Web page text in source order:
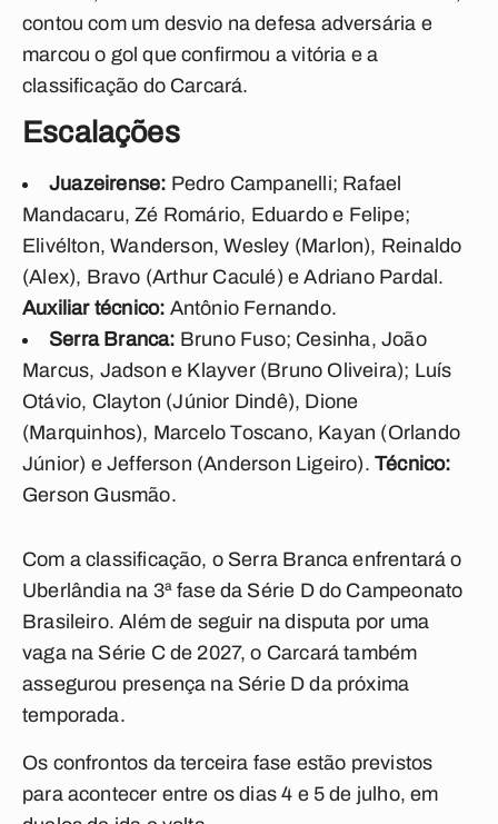
contou com um desvio na defesa adversária e
marcou o gol que confirmou a vitória e a
classificação do Carcará.
Escalações
Juazeirense: Pedro Campanelli; Rafael
Mandacaru, Zé Romário, Eduardo e Felipe;
Elivélton, Wanderson, Wesley (Marlon), Reinaldo
(Alex), Bravo (Arthur Caculé) e Adriano Pardal.
Auxiliar técnico: Antônio Fernando.
Serra Branca: Bruno Fuso; Cesinha, João
Marcus, Jadson e Klayver (Bruno Oliveira); Luís
Otávio, Clayton (Júnior Dindê), Dione
(Marquinhos), Marcelo Toscano, Kayan (Orlando
Júnior) e Jefferson (Anderson Ligeiro).Técnico:
Gerson Gusmão.
Com a classificação, o Serra Branca enfrentará o
Uberlândia na 3ª fase da Série D do Campeonato
Brasileiro. Além de seguir na disputa por uma
vaga na Série C de 2027, o Carcará também
assegurou presença na Série D da próxima
temporada.
Os confrontos da terceira fase estão previstos
para acontecer entre os dias 4 e 5 de julho, em